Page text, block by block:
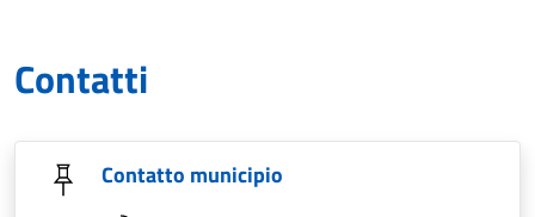
Contatti
Contatto municipio